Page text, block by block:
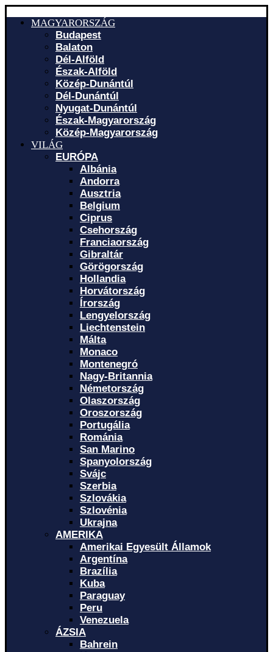
MAGYARORSZÁG
Budapest
Balaton
Dél-Alföld
Észak-Alföld
Közép-Dunántúl
Dél-Dunántúl
Nyugat-Dunántúl
Észak-Magyarország
Közép-Magyarország
VILÁG
EURÓPA
Albánia
Andorra
Ausztria
Belgium
Ciprus
Csehország
Franciaország
Gibraltár
Görögország
Hollandia
Horvátország
Írország
Lengyelország
Liechtenstein
Málta
Monaco
Montenegró
Nagy-Britannia
Németország
Olaszország
Oroszország
Portugália
Románia
San Marino
Spanyolország
Svájc
Szerbia
Szlovákia
Szlovénia
Ukrajna
AMERIKA
Amerikai Egyesült Államok
Argentína
Brazília
Kuba
Paraguay
Peru
Venezuela
ÁZSIA
Bahrein